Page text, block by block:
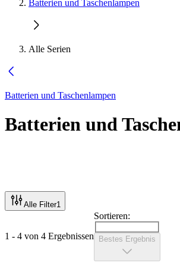
Batterien und Taschenlampen
Alle Serien
Batterien und Taschenlampen
Batterien und
Alle Filter1
1 - 4 von 4 Ergebnissen
Sortieren:
Bestes Ergebnis